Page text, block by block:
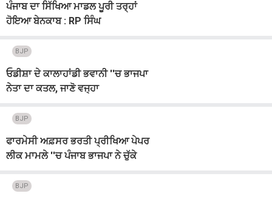
ਪੰਜਾਬ ਦਾ ਸਿੱਖਿਆ ਮਾਡਲ ਪੂਰੀ ਤਰ੍ਹਾਂ
ਹੋਇਆ ਬੇਨਕਾਬ : RP ਸਿੰਘ
BJP
ਓਡੀਸ਼ਾ ਦੇ ਕਾਲਾਹਾਂਡੀ ਭਵਾਨੀ ''ਚ ਭਾਜਪਾ
ਨੇਤਾ ਦਾ ਕਤਲ, ਜਾਣੋ ਵਜ੍ਹਾ
BJP
ਫਾਰਮੇਸੀ ਅਫ਼ਸਰ ਭਰਤੀ ਪ੍ਰੀਖਿਆ ਪੇਪਰ
ਲੀਕ ਮਾਮਲੇ ''ਚ ਪੰਜਾਬ ਭਾਜਪਾ ਨੇ ਚੁੱਕੇ
BJP